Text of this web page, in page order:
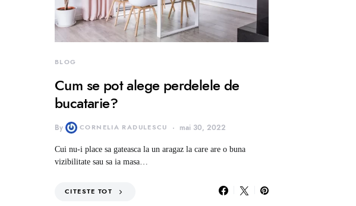
BLOG
Cum se pot alege perdelele de
bucatarie?
By CORNELIA RADULESCU mai 30, 2022
Cui nu-i place sa gateasca la un aragaz la care are o buna
vizibilitate sau sa ia masa…
CITESTE TOT